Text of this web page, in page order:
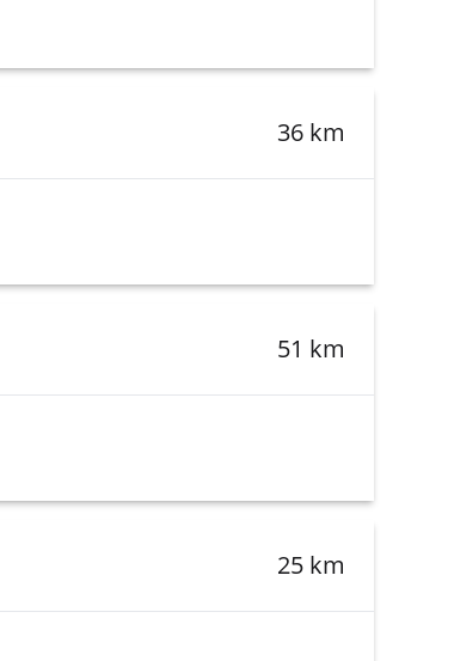
36 km
51 km
25 km